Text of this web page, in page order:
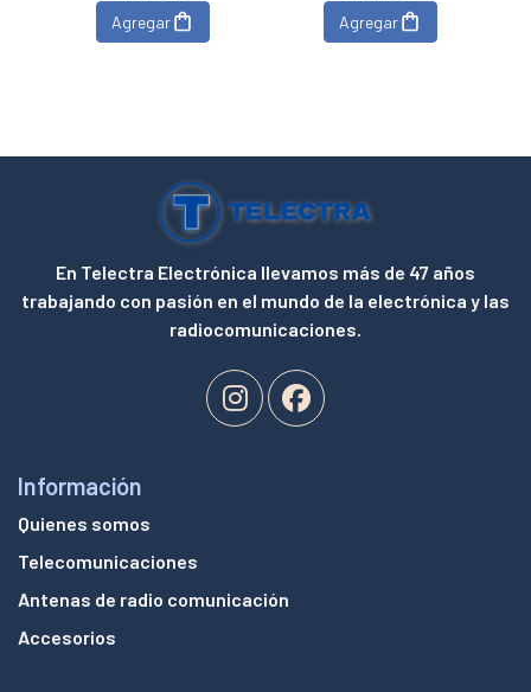
Agregar Agregar
En Telectra Electrónica llevamos más de 47 años
trabajando con pasión en el mundo de la electrónica y las
radiocomunicaciones.
Información
Quienes somos
Telecomunicaciones
Antenas de radio comunicación
Accesorios